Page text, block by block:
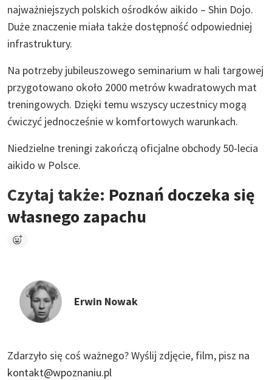
najważniejszych polskich ośrodków aikido – Shin Dojo.
Duże znaczenie miała także dostępność odpowiedniej
infrastruktury.
Na potrzeby jubileuszowego seminarium w hali targowej
przygotowano około 2000 metrów kwadratowych mat
treningowych. Dzięki temu wszyscy uczestnicy mogą
ćwiczyć jednocześnie w komfortowych warunkach.
Niedzielne treningi zakończą oficjalne obchody 50-lecia
aikido w Polsce.
Czytaj także: Poznań doczeka się
własnego zapachu
Erwin Nowak
Zdarzyło się coś ważnego?Wyślij zdjęcie, film, pisz na
kontakt@wpoznaniu.pl